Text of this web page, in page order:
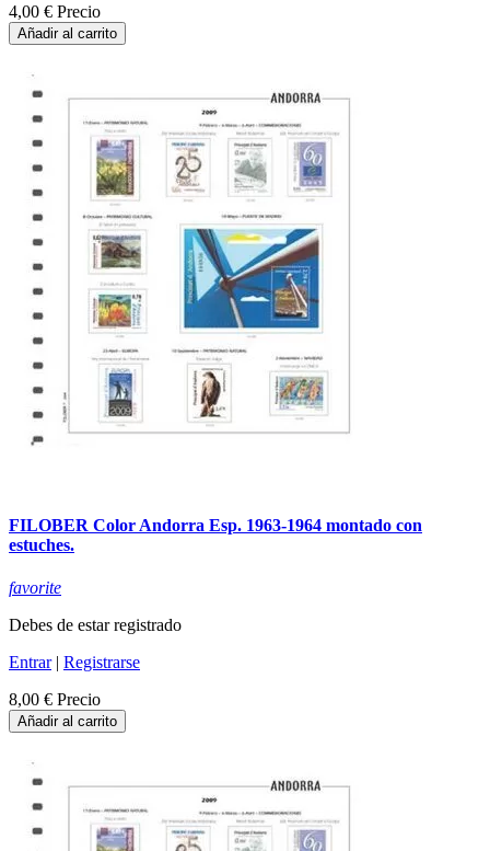
4,00 € Precio
Añadir al carrito
FILOBER Color Andorra Esp. 1963-1964 montado con
estuches.
favorite
Debes de estar registrado
Entrar| Registrarse
8,00 € Precio
Añadir al carrito